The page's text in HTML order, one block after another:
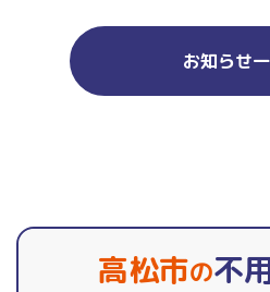
お知らせ
高松市の不